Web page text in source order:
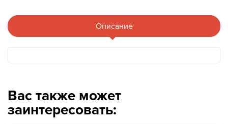
Вас также может
заинтересовать:
Описание